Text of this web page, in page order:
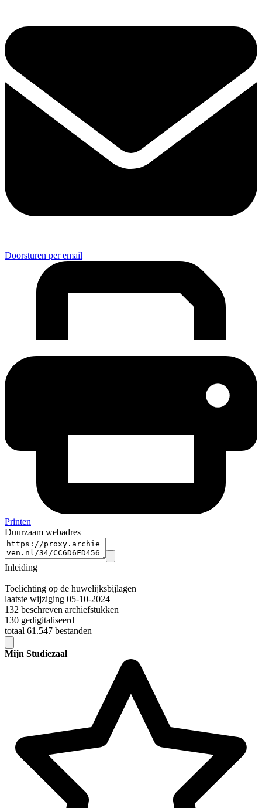
Doorsturen per email
Printen
Duurzaam webadres
Inleiding
Toelichting op de huwelijksbijlagen
laatste wijziging 05-10-2024
132 beschreven archiefstukken
130 gedigitaliseerd
totaal 61.547 bestanden
Mijn Studiezaal